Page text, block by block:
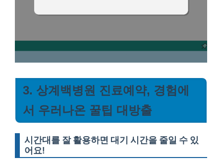
3. 상계백병원 진료예약, 경험에
서 우러나온 꿀팁 대방출
시간대를 잘 활용하면 대기 시간을 줄일 수 있
어요!